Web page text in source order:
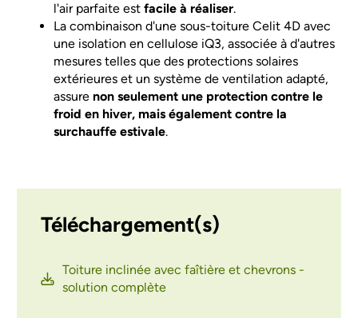
l'air parfaite estfacile à réaliser.
La combinaison d'une sous-toiture Celit 4D avec
une isolation en cellulose iQ3, associée à d'autres
mesures telles que des protections solaires
extérieures et un système de ventilation adapté,
assurenon seulement une protection contre le
froid en hiver, mais également contre la
surchauffe estivale.
Téléchargement(s)
Toiture inclinée avec faîtière et chevrons -
solution complète